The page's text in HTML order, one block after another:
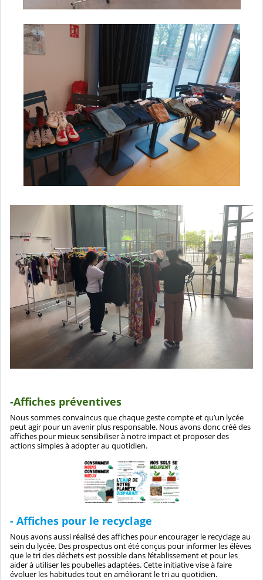
-Affiches préventives
Nous sommes convaincus que chaque geste compte et qu’un lycée
peut agir pour un avenir plus responsable. Nous avons donc créé des
affiches pour mieux sensibiliser à notre impact et proposer des
actions simples à adopter au quotidien.
- Affiches pour le recyclage
Nous avons aussi réalisé des affiches pour encourager le recyclage au
sein du lycée. Des prospectus ont été conçus pour informer les élèves
que le tri des déchets est possible dans l’établissement et pour les
aider à utiliser les poubelles adaptées. Cette initiative vise à faire
évoluer les habitudes tout en améliorant le tri au quotidien.